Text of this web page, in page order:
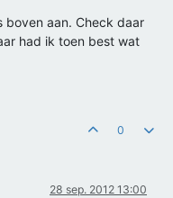
boven aan. Check daar
had ik toen best wat
0
28 sep. 2012 13:00